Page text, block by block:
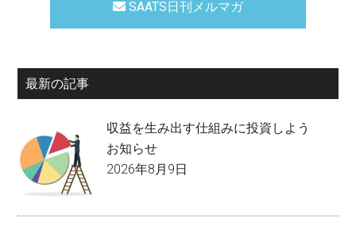
SAATS日刊メルマガ
最新の記事
収益を生み出す仕組みに投資しよう
お知らせ
2026年8月9日